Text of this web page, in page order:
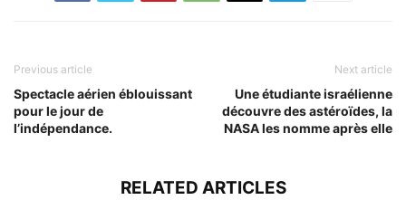
Previous article
Spectacle aérien éblouissant
pour le jour de
l’indépendance.
Next article
Une étudiante israélienne
découvre des astéroïdes, la
NASA les nomme après elle
RELATED ARTICLES